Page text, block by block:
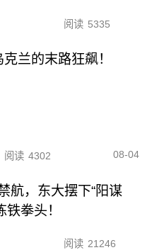
阅读 5335
兰的末路狂飙！
阅读 4302 08-04
航，东大摆下“阳谋
铁拳头！
阅读 21246